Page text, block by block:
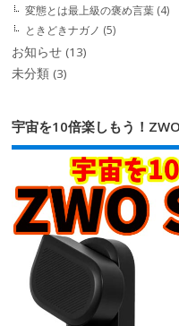
変態とは最上級の褒め言葉 (4)
ときどきナガノ (5)
お知らせ (13)
未分類 (3)
宇宙を10倍楽しもう！